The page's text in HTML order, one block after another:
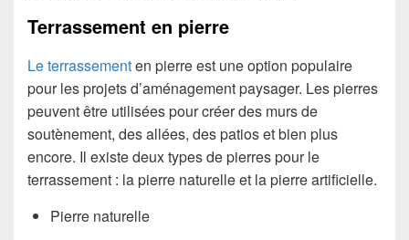
Terrassement en pierre
Le terrassementen pierre est une option populaire
pour les projets d’aménagement paysager. Les pierres
peuvent être utilisées pour créer des murs de
soutènement, des allées, des patios et bien plus
encore. Il existe deux types de pierres pour le
terrassement : la pierre naturelle et la pierre artificielle.
Pierre naturelle